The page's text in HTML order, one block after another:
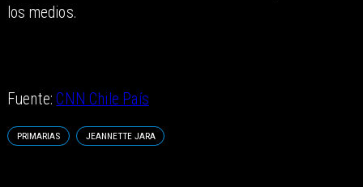
los medios.
Fuente:CNN Chile País
PRIMARIAS JEANNETTE JARA